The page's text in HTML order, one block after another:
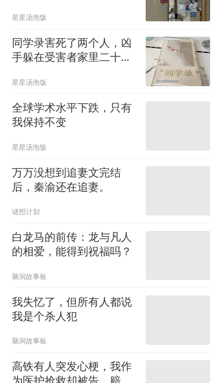
星星汤泡饭
同学录害死了两个人，凶
手躲在受害者家里二十
星星汤泡饭
全球学术水平下跌，只有
我保持不变
星星汤泡饭
万万没想到追妻文完结
后，秦渝还在追妻。
谜想计划
白龙马的前传：龙与凡人
的相爱，能得到祝福吗？
脑洞故事板
我失忆了，但所有人都说
我是个杀人犯
脑洞故事板
高铁有人突发心梗，我作